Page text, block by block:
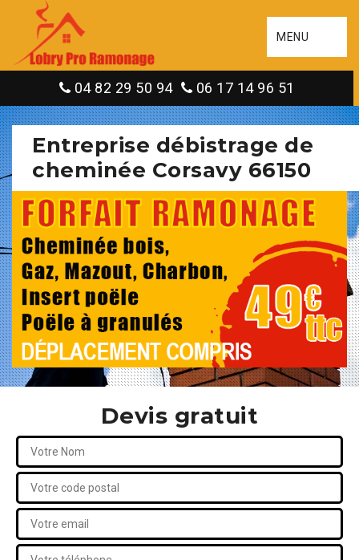
MENU
04 82 29 50 94 06 17 14 96 51
Entreprise débistrage de
cheminée Corsavy 66150
Devis gratuit